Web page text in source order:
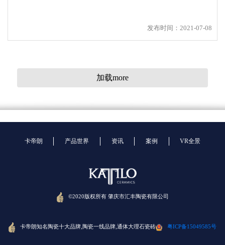
发布时间：2021-07-08
汇丰集团2021年5月总结暨学习交流分享会于今日在公司总部顺
加载more
卡帝朗 产品世界 资讯 案例 VR全景
©2020版权所有 肇庆市汇丰陶瓷有限公司
卡帝朗知名陶瓷十大品牌,陶瓷一线品牌,通体大理石瓷砖 粤ICP备15049585号